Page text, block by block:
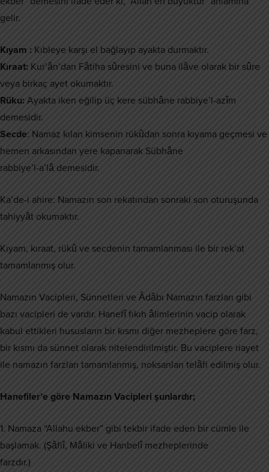
gelir.
Kıyam : Kıbleye karşı el bağlayıp ayakta durmaktır.
Kıraat: Kur’ân’dan Fâtiha sûresini ve buna ilâve olarak bir sûre
veya birkaç ayet okumaktır.
Rüku: Ayakta iken eğilip üç kere sübhâne rabbiye’l-azîm
demesidir.
Secde: Namaz kılan kimsenin rükûdan sonra kıyama geçmesi ve
hemen arkasından yere kapanarak Sübhâne
rabbiye’l-a’lâ demesidir.
Ka’de-i ahire: Namazın son rekatından sonraki son oturuşunda
tahiyyât okumaktır.
Kıyam, kıraat, rükû ve secdenin tamamlanması ile bir rek’at
tamamlanmış olur.
Namazın Vacipleri, Sünnetleri ve Âdâbı Namazın farzları gibi
bazı vacipleri de vardır. Hanefî fıkıh âlimlerinin vacip olarak
kabul ettikleri hususların bir kısmı diğer mezheplere göre farz,
bir kısmı da sünnet olarak nitelendirilmiştir. Bu vaciplere riayet
ile namazın farzları tamamlanmış, noksanları telâfi edilmiş olur.
Hanefiler’e göre Namazın Vacipleri şunlardır;
1. Namaza “Allahu ekber” gibi tekbir ifade eden bir cümle ile
başlamak. (Şâfiî, Mâliki ve Hanbelî mezheplerinde
farzdır.)